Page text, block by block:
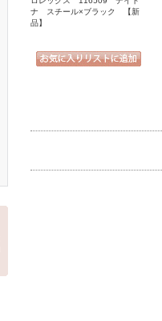
ナ スチール×ブラック 【新
品】